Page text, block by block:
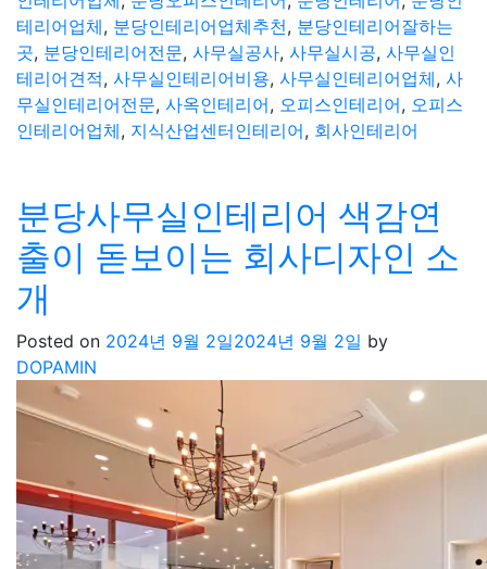
테리어업체, 분당인테리어업체추천, 분당인테리어잘하는
곳, 분당인테리어전문, 사무실공사, 사무실시공, 사무실인
테리어견적, 사무실인테리어비용, 사무실인테리어업체, 사
무실인테리어전문, 사옥인테리어, 오피스인테리어, 오피스
인테리어업체, 지식산업센터인테리어, 회사인테리어
분당사무실인테리어 색감연
출이 돋보이는 회사디자인 소
개
Posted on 2024년 9월 2일2024년 9월 2일 by
DOPAMIN